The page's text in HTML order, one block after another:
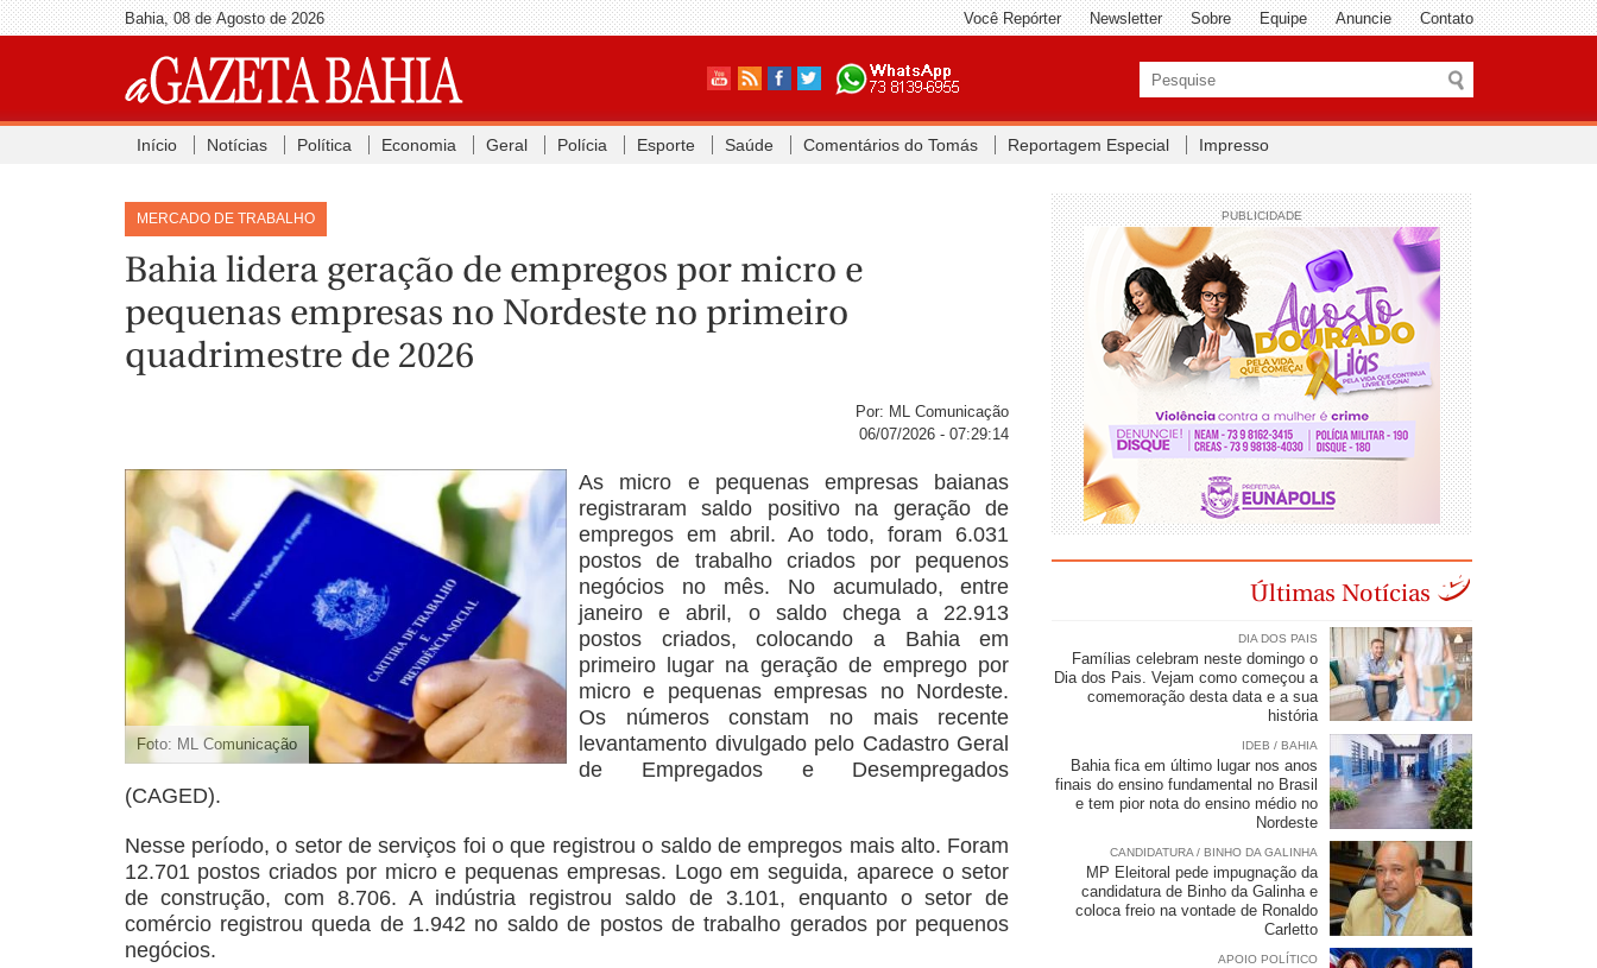
Bahia, 08 de Agosto de 2026 Você Repórter Newsletter Sobre Equipe Anuncie Contato
Início Notícias Política Economia Geral Polícia Esporte Saúde Comentários do Tomás Reportagem Especial Impresso
MERCADO DE TRABALHO
Bahia lidera geração de empregos por micro e
pequenas empresas no Nordeste no primeiro
quadrimestre de 2026
Por: ML Comunicação
06/07/2026 - 07:29:14
Foto: ML Comunicação
As micro e pequenas empresas baianas
registraram saldo positivo na geração de
empregos em abril. Ao todo, foram 6.031
postos de trabalho criados por pequenos
negócios no mês. No acumulado, entre
janeiro e abril, o saldo chega a 22.913
postos criados, colocando a Bahia em
primeiro lugar na geração de emprego por
micro e pequenas empresas no Nordeste.
Os números constam no mais recente
levantamento divulgado pelo Cadastro Geral
de Empregados e Desempregados
(CAGED).
Nesse período, o setor de serviços foi o que registrou o saldo de empregos mais alto. Foram
12.701 postos criados por micro e pequenas empresas. Logo em seguida, aparece o setor
de construção, com 8.706. A indústria registrou saldo de 3.101, enquanto o setor de
comércio registrou queda de 1.942 no saldo de postos de trabalho gerados por pequenos
negócios.
PUBLICIDADE
Últimas Notícias
DIA DOS PAIS
Famílias celebram neste domingo o
Dia dos Pais. Vejam como começou a
comemoração desta data e a sua
história
IDEB / BAHIA
Bahia fica em último lugar nos anos
finais do ensino fundamental no Brasil
e tem pior nota do ensino médio no
Nordeste
CANDIDATURA / BINHO DA GALINHA
MP Eleitoral pede impugnação da
candidatura de Binho da Galinha e
coloca freio na vontade de Ronaldo
Carletto
APOIO POLÍTICO